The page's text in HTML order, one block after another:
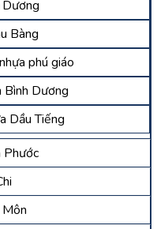
Dương
Bàng
phú giáo
Bình Dương
Dầu Tiếng
Phước